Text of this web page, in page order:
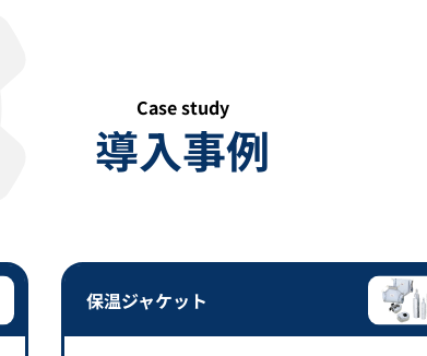
Case study
導入事例
保温ジャケット